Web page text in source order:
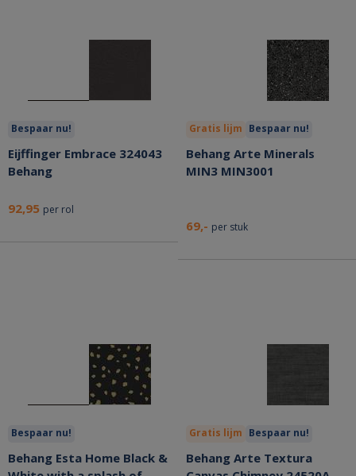
Bespaar nu!
Eijffinger Embrace 324043
Behang
92,95 per rol
Gratis lijm Bespaar nu!
Behang Arte Minerals
MIN3 MIN3001
69,- per stuk
Bespaar nu!
Behang Esta Home Black &
Gratis lijm Bespaar nu!
Behang Arte Textura